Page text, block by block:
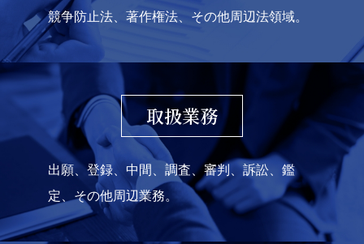
競争防止法、著作権法、その他周辺法領域。
取扱業務
出願、登録、中間、調査、審判、訴訟、鑑
定、その他周辺業務。